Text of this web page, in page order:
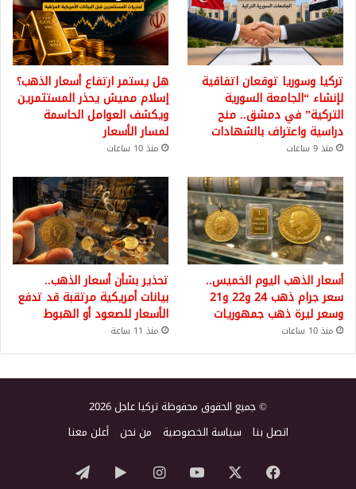
تركيا وسوريا توقعان اتفاقية
لإنشاء “الجامعة السورية
التركية” في دمشق.. منح
دراسية واعتراف بالشهادات
منذ 9 ساعات
هل يستمر ارتفاع أسعار الذهب؟
إسلام مميش يحذر المستثمرين
ويكشف العوامل الحاسمة
لمسار الأسعار
منذ 10 ساعات
أسعار الذهب اليوم الخميس..
سعر جرام ذهب 24 و22 و21
وسعر ليرة ذهب جمهوريات
منذ 10 ساعات
تحذير بشأن أسعار الذهب..
بيانات أمريكية مرتقبة قد تدفع
الأسعار للصعود أو الهبوط
منذ 11 ساعة
© جميع الحقوق محفوظة تركيا عاجل 2026
اتصل بنا سياسة الخصوصية من نحن أعلن معنا
فيسبوك ‫YouTubeانستقرام‏Googleتيلقرام